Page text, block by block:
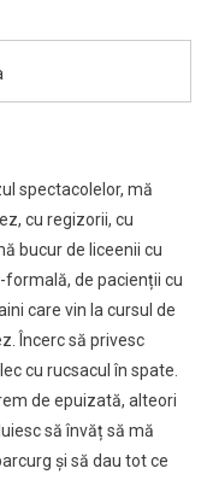
spectacolelor, mă
cu regizorii, cu
bucur de liceenii cu
de pacienții cu
care vin la cursul de
Încerc să privesc
cu rucsacul în spate.
de epuizată, alteori
să învăț să mă
și să dau tot ce